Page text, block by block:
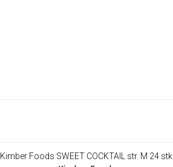
Kimber Foods SWEET COCKTAIL str. M 24 stk.